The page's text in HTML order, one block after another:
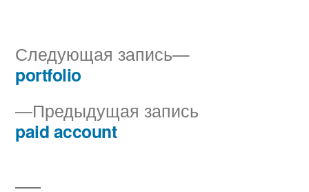
Навигация
по
записям
Предыдущая запись
paid account
Следующая запись
Следующая
portfolio